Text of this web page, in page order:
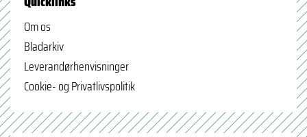
Om os
Bladarkiv
Leverandørhenvisninger
Cookie- og Privatlivspolitik